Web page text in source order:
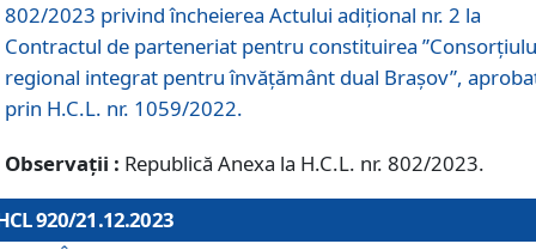
802/2023 privind încheierea Actului adițional nr. 2 la
Contractul de parteneriat pentru constituirea
regional integrat pentru învățământ dual Brașov”,
prin H.C.L. nr. 1059/2022.
Observații : Republică Anexa la H.C.L. nr. 802/2023.
920/21.12.2023